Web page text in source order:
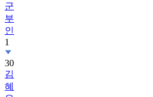
군
부
인
1
30
김
혜